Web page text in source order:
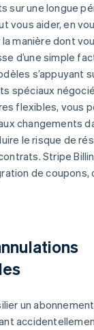
sur une longue
vous aider, en
manière dont
d’une simple
s’appuyant
spéciaux
flexibles, vous
changements
le risque de
Stripe
de coupons,
un